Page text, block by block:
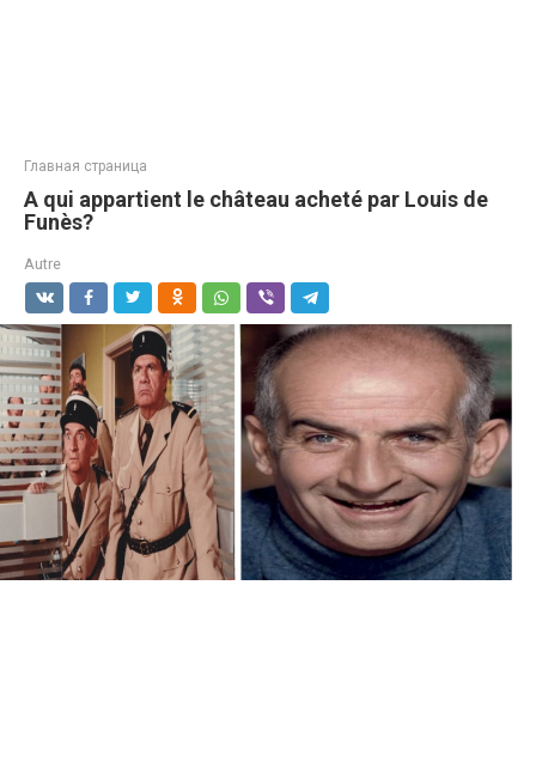
Главная страница
A qui appartient le château acheté par Louis de
Funès?
Autre